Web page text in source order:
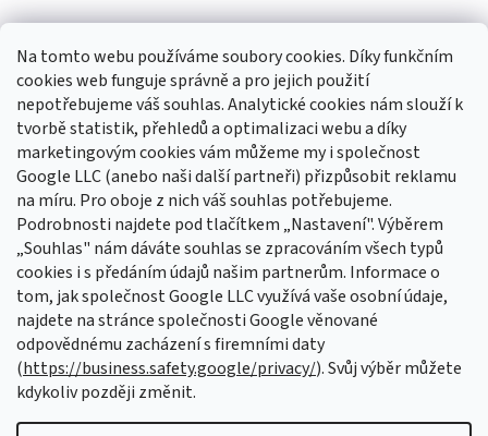
Na tomto webu používáme soubory cookies. Díky funkčním
cookies web funguje správně a pro jejich použití
nepotřebujeme váš souhlas. Analytické cookies nám slouží k
tvorbě statistik, přehledů a optimalizaci webu a díky
marketingovým cookies vám můžeme my i společnost
Google LLC (anebo naši další partneři) přizpůsobit reklamu
na míru. Pro oboje z nich váš souhlas potřebujeme.
Podrobnosti najdete pod tlačítkem „Nastavení". Výběrem
„Souhlas" nám dáváte souhlas se zpracováním všech typů
cookies i s předáním údajů našim partnerům. Informace o
tom, jak společnost Google LLC využívá vaše osobní údaje,
najdete na stránce společnosti Google věnované
odpovědnému zacházení s firemními daty
(https://business.safety.google/privacy/). Svůj výběr můžete
kdykoliv později změnit.
Sledovat na Instagramu
Odebírat newsletter
Vložte svůj e-mail a my vám budeme zasílat informace o nových
produktech na našem e-shopu.
E-mail
Vložením e-mailu souhlasíte s podmínkami ochrany osobních údajů